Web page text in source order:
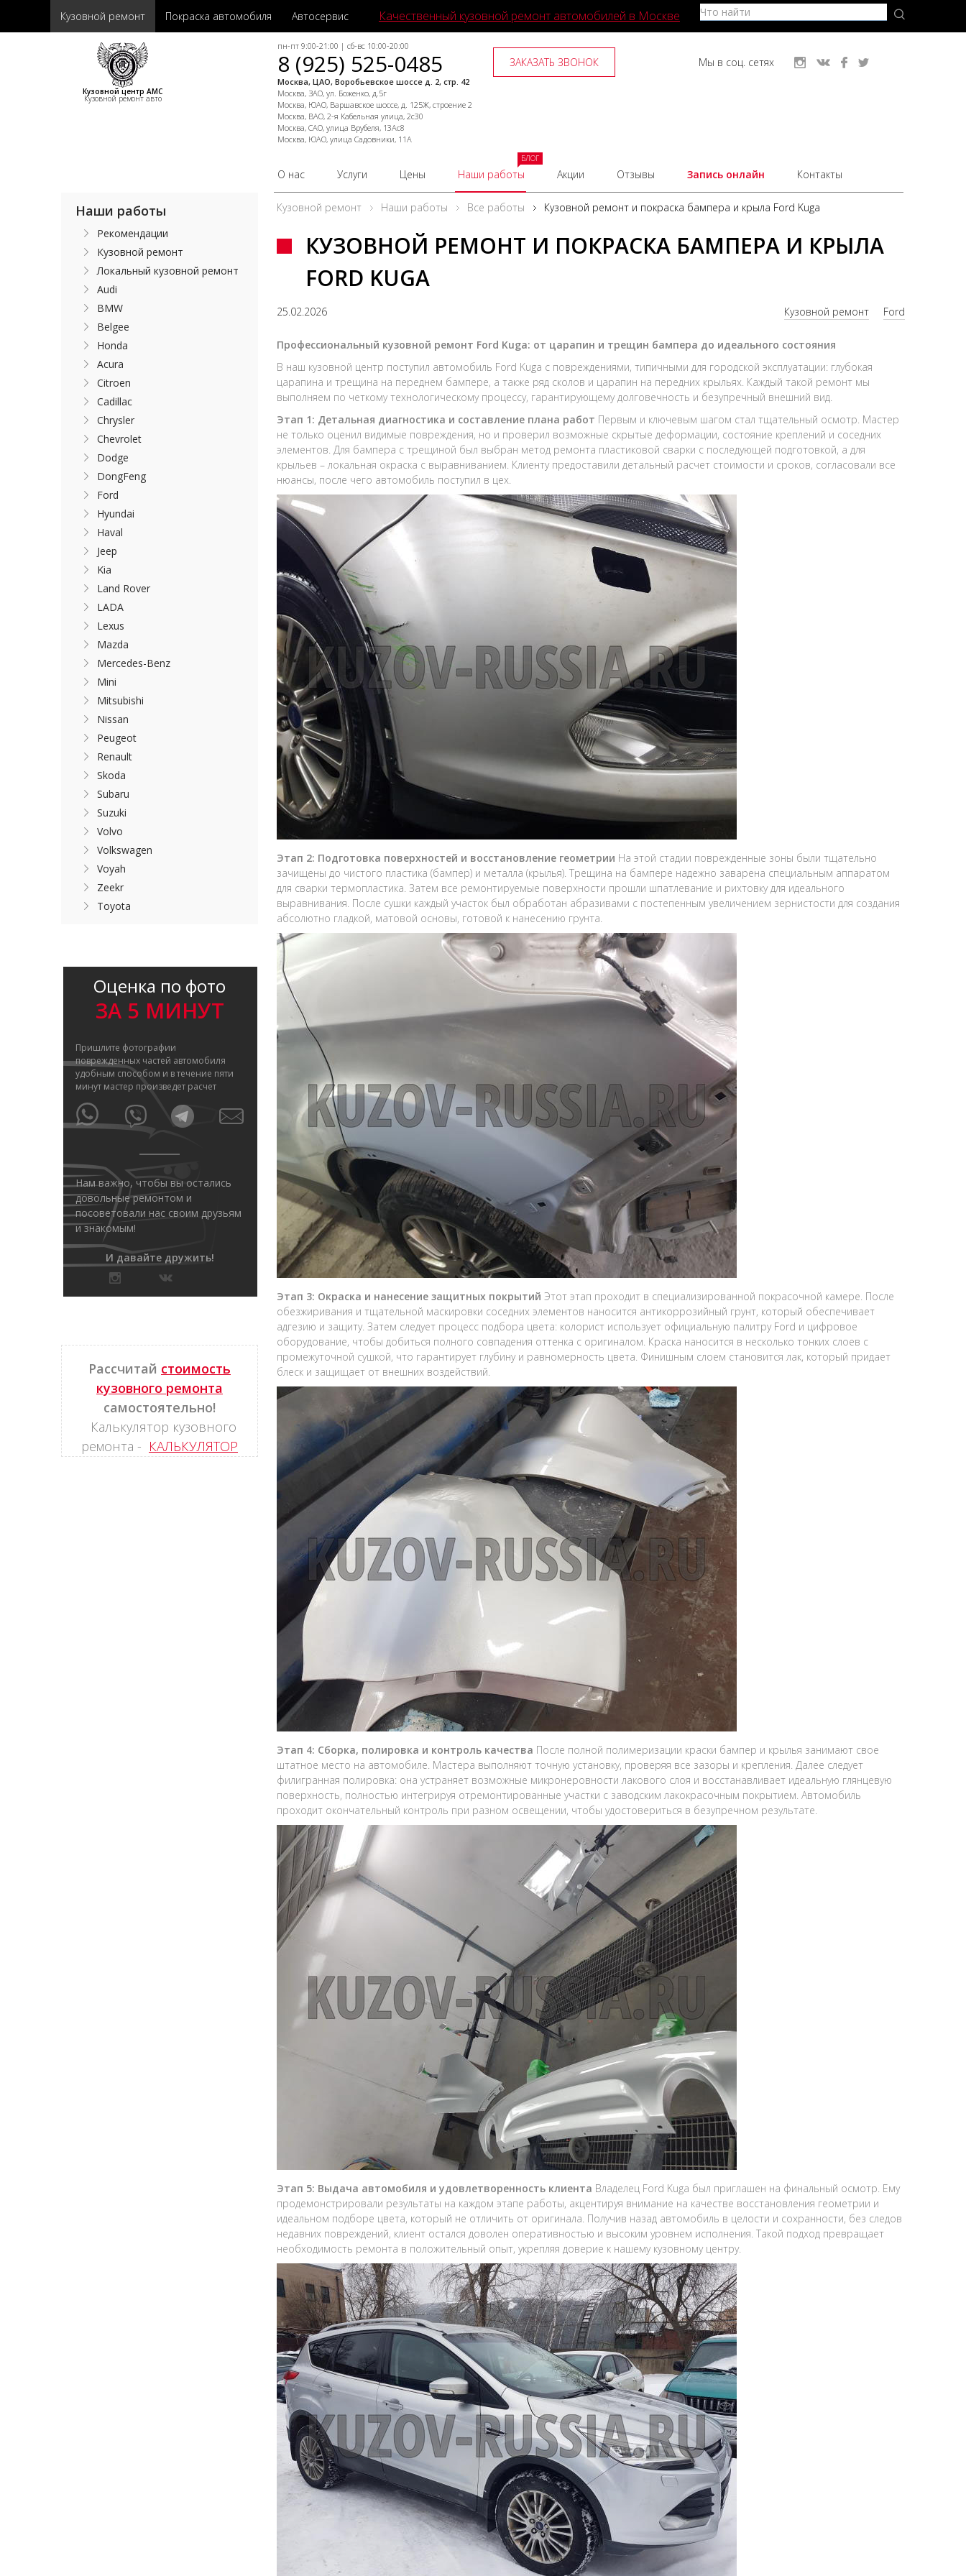
Кузовной ремонт Покраска автомобиля Автосервис Качественный кузовной ремонт автомобилей в Москве
Кузовной центр АМС
Кузовной ремонт авто
пн-пт 9:00-21:00 | сб-вс 10:00-20:00
8 (925) 525-0485
Москва, ЦАО, Воробьевское шоссе д. 2, стр. 42
Москва, ЗАО, ул. Боженко, д.5г
Москва, ЮАО, Варшавское шоссе, д. 125Ж, строение 2
Москва, ВАО, 2-я Кабельная улица, 2с30
Москва, САО, улица Врубеля, 13Ас8
Москва, ЮАО, улица Садовники, 11А
ЗАКАЗАТЬ ЗВОНОК Мы в соц. сетях
О нас Услуги Цены Наши работы
БЛОГ
Акции Отзывы Запись онлайн Контакты
Кузовной ремонт Наши работы Все работы Кузовной ремонт и покраска бампера и крыла Ford Kuga
КУЗОВНОЙ РЕМОНТ И ПОКРАСКА БАМПЕРА И КРЫЛА
FORD KUGA
25.02.2026 Кузовной ремонт Ford
Профессиональный кузовной ремонт Ford Kuga: от царапин и трещин бампера до идеального состояния
В наш кузовной центр поступил автомобиль Ford Kuga с повреждениями, типичными для городской эксплуатации: глубокая
царапина и трещина на переднем бампере, а также ряд сколов и царапин на передних крыльях. Каждый такой ремонт мы
выполняем по четкому технологическому процессу, гарантирующему долговечность и безупречный внешний вид.
Этап 1: Детальная диагностика и составление плана работ Первым и ключевым шагом стал тщательный осмотр. Мастер
не только оценил видимые повреждения, но и проверил возможные скрытые деформации, состояние креплений и соседних
элементов. Для бампера с трещиной был выбран метод ремонта пластиковой сварки с последующей подготовкой, а для
крыльев – локальная окраска с выравниванием. Клиенту предоставили детальный расчет стоимости и сроков, согласовали все
нюансы, после чего автомобиль поступил в цех.
Этап 2: Подготовка поверхностей и восстановление геометрии На этой стадии поврежденные зоны были тщательно
зачищены до чистого пластика (бампер) и металла (крылья). Трещина на бампере надежно заварена специальным аппаратом
для сварки термопластика. Затем все ремонтируемые поверхности прошли шпатлевание и рихтовку для идеального
выравнивания. После сушки каждый участок был обработан абразивами с постепенным увеличением зернистости для создания
абсолютно гладкой, матовой основы, готовой к нанесению грунта.
Этап 3: Окраска и нанесение защитных покрытий Этот этап проходит в специализированной покрасочной камере. После
обезжиривания и тщательной маскировки соседних элементов наносится антикоррозийный грунт, который обеспечивает
адгезию и защиту. Затем следует процесс подбора цвета: колорист использует официальную палитру Ford и цифровое
оборудование, чтобы добиться полного совпадения оттенка с оригиналом. Краска наносится в несколько тонких слоев с
промежуточной сушкой, что гарантирует глубину и равномерность цвета. Финишным слоем становится лак, который придает
блеск и защищает от внешних воздействий.
Этап 4: Сборка, полировка и контроль качества После полной полимеризации краски бампер и крылья занимают свое
штатное место на автомобиле. Мастера выполняют точную установку, проверяя все зазоры и крепления. Далее следует
филигранная полировка: она устраняет возможные микронеровности лакового слоя и восстанавливает идеальную глянцевую
поверхность, полностью интегрируя отремонтированные участки с заводским лакокрасочным покрытием. Автомобиль
проходит окончательный контроль при разном освещении, чтобы удостовериться в безупречном результате.
Этап 5: Выдача автомобиля и удовлетворенность клиента Владелец Ford Kuga был приглашен на финальный осмотр. Ему
продемонстрировали результаты на каждом этапе работы, акцентируя внимание на качестве восстановления геометрии и
идеальном подборе цвета, который не отличить от оригинала. Получив назад автомобиль в целости и сохранности, без следов
недавних повреждений, клиент остался доволен оперативностью и высоким уровнем исполнения. Такой подход превращает
необходимость ремонта в положительный опыт, укрепляя доверие к нашему кузовному центру.
Наши работы
Рекомендации
Кузовной ремонт
Локальный кузовной ремонт
Audi
BMW
Belgee
Honda
Acura
Citroen
Cadillac
Chrysler
Chevrolet
Dodge
DongFeng
Ford
Hyundai
Haval
Jeep
Kia
Land Rover
LADA
Lexus
Mazda
Mercedes-Benz
Mini
Mitsubishi
Nissan
Peugeot
Renault
Skoda
Subaru
Suzuki
Volvo
Volkswagen
Voyah
Zeekr
Toyota
Оценка по фото
ЗА 5 МИНУТ
Пришлите фотографии
поврежденных частей автомобиля
удобным способом и в течение пяти
минут мастер произведет расчет
Нам важно, чтобы вы остались
довольные ремонтом и
посоветовали нас своим друзьям
и знакомым!
И давайте дружить!
Рассчитай стоимость
кузовного ремонта
самостоятельно!
Калькулятор кузовного
ремонта - КАЛЬКУЛЯТОР